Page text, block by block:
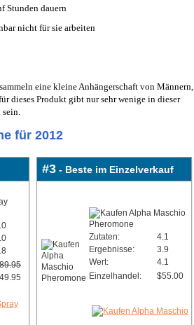
Stunden dauern
nicht für sie arbeiten
eine kleine Anhängerschaft von Männern,
dieses Produkt gibt nur sehr wenige in dieser
sein.
für 2012
#3 - Beste im Einzelverkauf
Zutaten:
4.1
Ergebnisse:
3.9
Wert:
4.1
Einzelhandel:
$55.00